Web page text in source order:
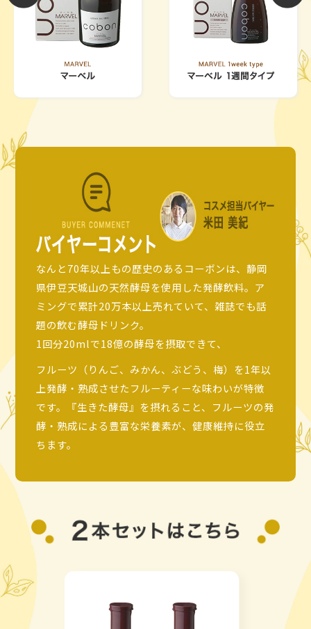
なんと70年以上もの歴史のあるコーボンは、静岡
県伊豆天城山の天然酵母を使用した発酵飲料。ア
ミングで累計20万本以上売れていて、雑誌でも話
題の飲む酵母ドリンク。
1回分20mlで18億の酵母を摂取できて、
フルーツ（りんご、みかん、ぶどう、梅）を1年以
上発酵・熟成させたフルーティーな味わいが特徴
です。『生きた酵母』を摂れること、フルーツの発
酵・熟成による豊富な栄養素が、健康維持に役立
ちます。